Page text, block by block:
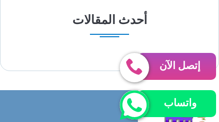
أحدث المقالات
إتصل الآن
واتساب